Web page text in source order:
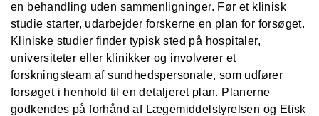
en behandling uden sammenligninger. Før et klinisk
studie starter, udarbejder forskerne en plan for forsøget.
Kliniske studier finder typisk sted på hospitaler,
universiteter eller klinikker og involverer et
forskningsteam af sundhedspersonale, som udfører
forsøget i henhold til en detaljeret plan. Planerne
godkendes på forhånd af Lægemiddelstyrelsen og Etisk